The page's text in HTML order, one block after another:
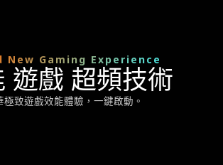
New Gaming Experience
遊戲 超頻技術
極致遊戲效能體驗，一鍵啟動。